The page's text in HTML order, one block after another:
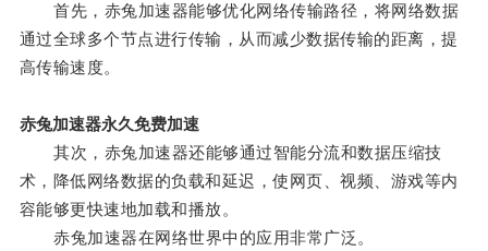
首先，赤兔加速器能够优化网络传输路径，将网络数据
通过全球多个节点进行传输，从而减少数据传输的距离，提
高传输速度。
赤兔加速器永久免费加速
其次，赤兔加速器还能够通过智能分流和数据压缩技
术，降低网络数据的负载和延迟，使网页、视频、游戏等内
容能够更快速地加载和播放。
赤兔加速器在网络世界中的应用非常广泛。